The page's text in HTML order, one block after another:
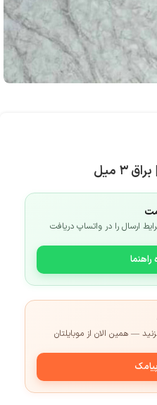
ارسال را در واتساپ دریافت
— همین الان از موبایلتان